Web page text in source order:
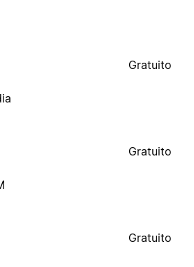
Gratuito
Gratuito
Gratuito